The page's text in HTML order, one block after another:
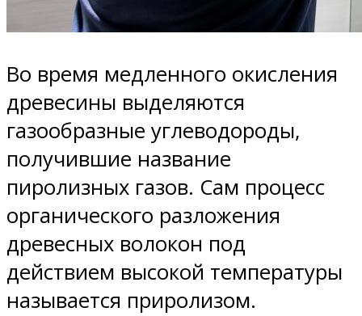
Во время медленного окисления
древесины выделяются
газообразные углеводороды,
получившие название
пиролизных газов. Сам процесс
органического разложения
древесных волокон под
действием высокой температуры
называется приролизом.